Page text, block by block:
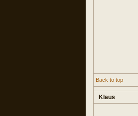
Back to top
Klaus